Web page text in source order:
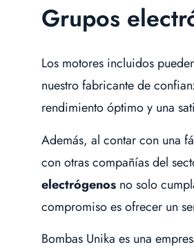
Grupos
Los motores incluidos
nuestro fabricante de
rendimiento óptimo y una
Además, al contar con una
con otras compañías del
electrógenos no solo
compromiso es ofrecer un
Bombas Unika es una